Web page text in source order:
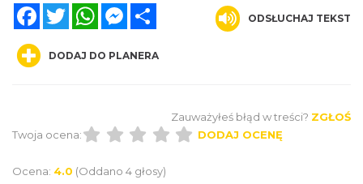
FacebookTwitterWhatsAppMessenger
ODSŁUCHAJ TEKST
DODAJ DO PLANERA
Zauważyłeś błąd w treści? ZGŁOŚ
Twoja ocena:
DODAJ OCENĘ
Ocena: 4.0 (Oddano 4 głosy)